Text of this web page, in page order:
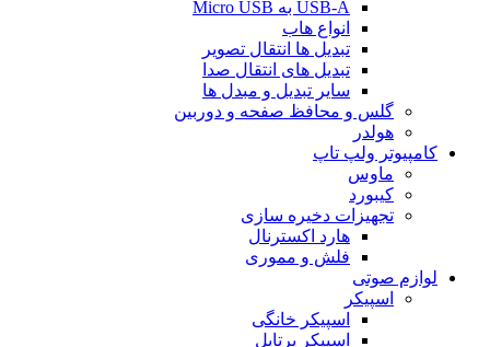
USB-A به Micro USB
انواع هاب
تبدیل ها انتقال تصویر
تبدیل های انتقال صدا
سایر تبدیل و مبدل ها
گلس و محافظ صفحه و دوربین
هولدر
کامپیوتر ولپ تاپ
ماوس
کیبورد
تجهیزات دخیره سازی
هارد اکسترنال
فلش و مموری
لوازم صوتی
اسپیکر
اسپیکر خانگی
اسپیکر پرتابل